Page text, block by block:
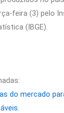
feira (3) pelo
(IBGE).
do mercado